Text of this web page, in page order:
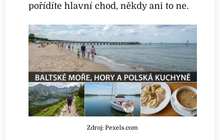
pořídíte hlavní chod, někdy ani to ne.
Zdroj: Pexels.com